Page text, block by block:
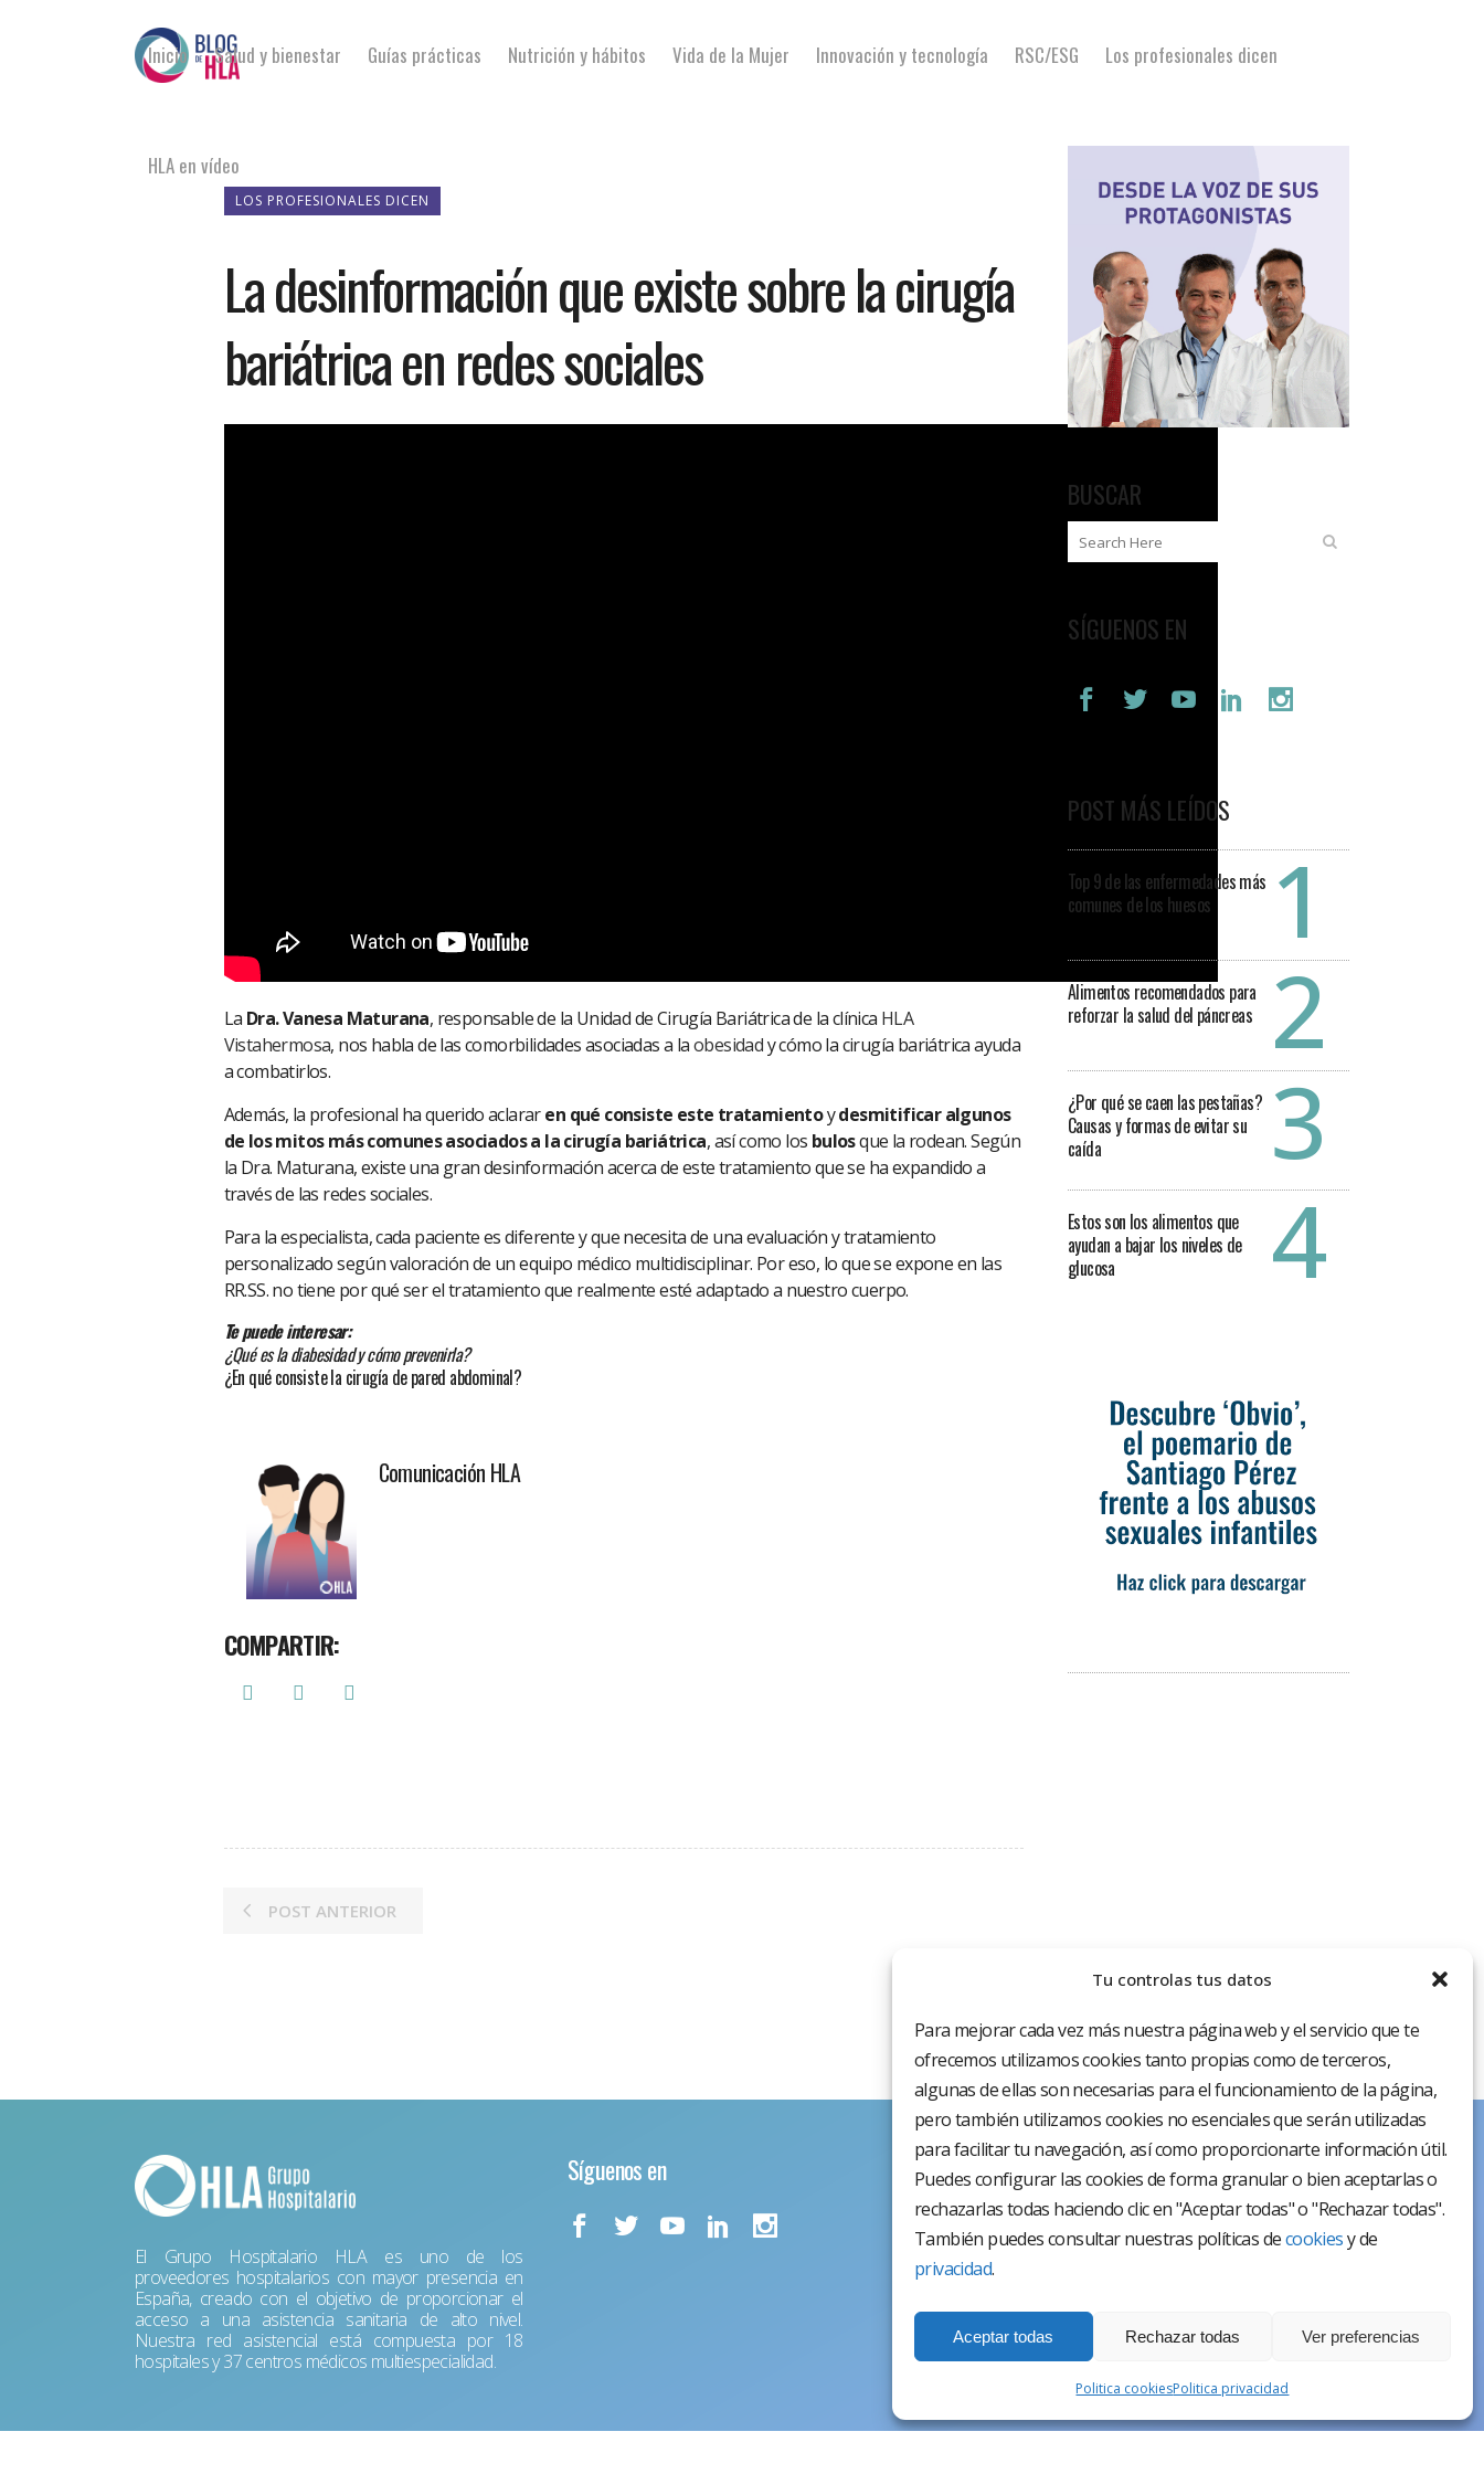
Tu controlas tus datos
Para mejorar cada vez más nuestra página web y el servicio que te
ofrecemos utilizamos cookies tanto propias como de terceros,
algunas de ellas son necesarias para el funcionamiento de la página,
pero también utilizamos cookies no esenciales que serán utilizadas
para facilitar tu navegación, así como proporcionarte información útil.
Puedes configurar las cookies de forma granular o bien aceptarlas o
rechazarlas todas haciendo clic en "Aceptar todas" o "Rechazar todas".
También puedes consultar nuestras políticas decookiesy de
privacidad.
Aceptar todas Rechazar todas Ver preferencias
Politica cookiesPolitica privacidad
Inicio Salud y bienestar Guías prácticas Nutrición y hábitos Vida de la Mujer Innovación y tecnología RSC/ESG Los profesionales dicen
HLA en vídeo
LOS PROFESIONALES DICEN
La desinformación que existe sobre la cirugía
bariátrica en redes sociales
La Dra. Vanesa Maturana, responsable de la Unidad de Cirugía Bariátrica de la clínica HLA
Vistahermosa, nos habla de las comorbilidades asociadas a laobesidady cómo la cirugía bariátrica ayuda
a combatirlos.
Además, la profesional ha querido aclararen qué consiste este tratamientoydesmitificar algunos
de los mitos más comunes asociados a la cirugía bariátrica, así como los bulosque la rodean. Según
la Dra. Maturana, existe una gran desinformación acerca de este tratamiento que se ha expandido a
través de las redes sociales.
Para la especialista, cada paciente es diferente y que necesita de una evaluación y tratamiento
personalizado según valoración de un equipo médico multidisciplinar. Por eso, lo que se expone en las
RR.SS. no tiene por qué ser el tratamiento que realmente esté adaptado a nuestro cuerpo.
Te puede interesar:
¿Qué es la diabesidad y cómo prevenirla?
¿En qué consiste la cirugía de pared abdominal?
Comunicación HLA
COMPARTIR:
POST ANTERIOR
BUSCAR
SÍGUENOS EN
POST MÁS LEÍDOS
Top 9 de las enfermedades más
comunes de los huesos
Alimentos recomendados para
reforzar la salud del páncreas
¿Por qué se caen las pestañas?
Causas y formas de evitar su
caída
Estos son los alimentos que
ayudan a bajar los niveles de
glucosa
El Grupo Hospitalario HLA es uno de los
proveedores hospitalarios con mayor presencia en
España, creado con el objetivo de proporcionar el
acceso a una asistencia sanitaria de alto nivel.
Nuestra red asistencial está compuesta por 18
hospitales y 37 centros médicos multiespecialidad.
Síguenos en